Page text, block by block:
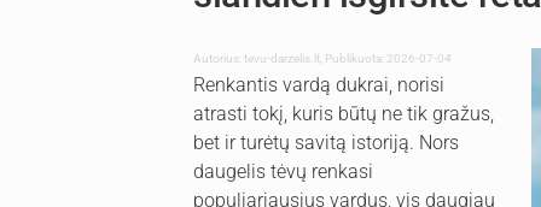
Autorius:tevu-darzelis.lt Publikuota: 2026-07-04
Renkantis vardą dukrai, norisi
atrasti tokį, kuris būtų ne tik gražus,
bet ir turėtų savitą istoriją. Nors
daugelis tėvų renkasi
populiariausius vardus, vis daugiau